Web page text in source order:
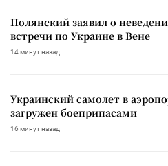
Полянский заявил о
встречи по Украине в Вене
14 минут назад
Украинский самолет в
загружен боеприпасами
16 минут назад